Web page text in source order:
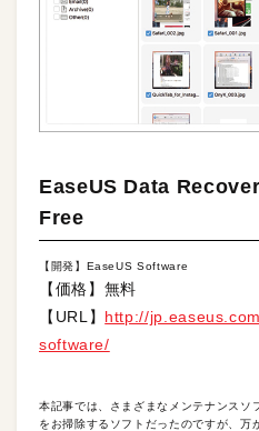
EaseUS Data
Free
【開発】EaseUS Software
【価格】無料
【URL】 http://
software/
本記事では、さまざまなメンテナンスソ
をお掃除するソフトだったのですが、万